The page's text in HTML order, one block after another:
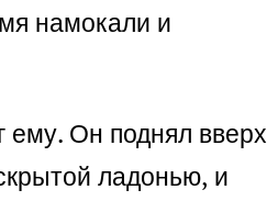
намокали и
ему. Он поднял вверх
ладонью, и